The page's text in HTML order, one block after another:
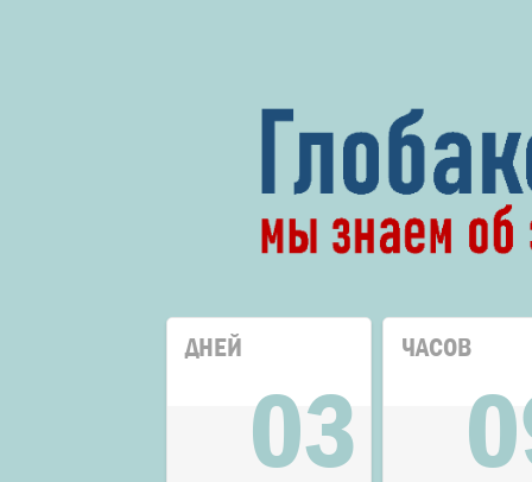
ДНЕЙ
03
ЧАСОВ